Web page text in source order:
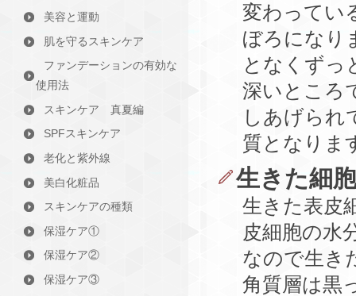
変わってい
ぼろになり
となくずっ
深いところ
しあげられ
質となりま
生きた細
生きた表皮
皮細胞の水
なので生き
角質層は黒
美容と運動
肌を守るスキンケア
ファンデーションの有効な
使用法
スキンケア 真夏編
SPFスキンケア
老化と紫外線
美白化粧品
スキンケアの種類
保湿ケア①
保湿ケア②
保湿ケア③